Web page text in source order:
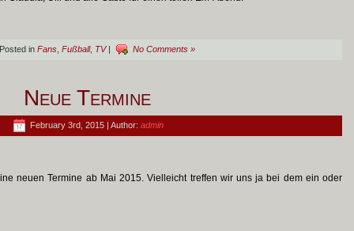
in Fans, Fußball, TV| No Comments »
Neue Termine
February 3rd, 2015 | Author: admin
neuen Termine ab Mai 2015. Vielleicht treffen wir uns ja bei dem ein oder